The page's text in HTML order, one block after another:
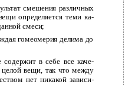
смешения различных
определяется теми ка­
смеси;
гомеомерия делима до
содержит в себе все каче­
целой вещи, так что между
нет никакой зависи­